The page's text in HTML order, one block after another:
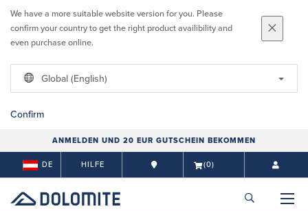
We have a more suitable website version for you. Please
confirm your country to get the right product availibility and
even purchase online.
Global (English)
Confirm
ANMELDEN UND 20 EUR GUTSCHEIN BEKOMMEN
DE HILFE (0)